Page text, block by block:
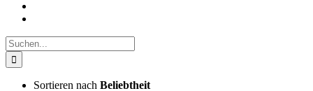
Suche
nach:
Sortieren nach Beliebtheit